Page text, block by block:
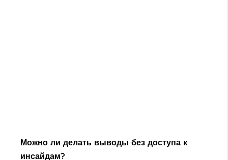
Можно ли делать выводы без доступа к
инсайдам?